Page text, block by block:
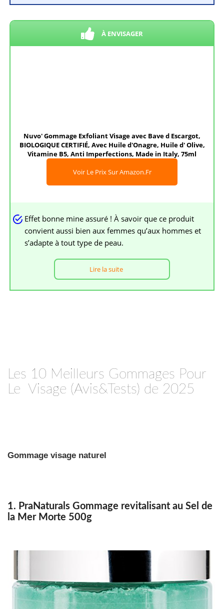
À ENVISAGER
Nuvo' Gommage Exfoliant Visage avec Bave d Escargot,
BIOLOGIQUE CERTIFIÉ, Avec Huile d'Onagre, Huile d' Olive,
Vitamine B5, Anti Imperfections, Made in Italy, 75ml
Voir Le Prix Sur Amazon.fr
Effet bonne mine assuré ! À savoir que ce produit
convient aussi bien aux femmes qu’aux hommes et
s’adapte à tout type de peau.
Lire la suite
Les 10 Meilleurs Gommages Pour
Le Visage (Avis&Tests) de 2025
Gommage visage naturel
1. PraNaturals Gommage revitalisant au Sel de
la Mer Morte 500g